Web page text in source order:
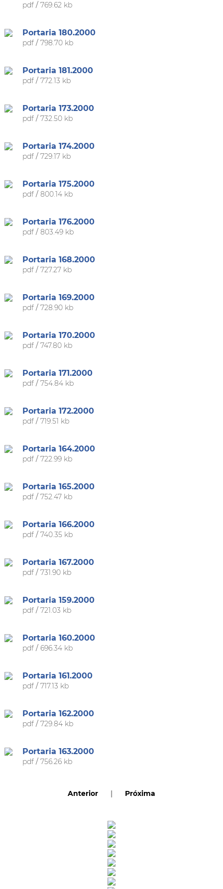
pdf/ 769.62 kb
Portaria 180.2000
pdf/ 798.70 kb
Portaria 181.2000
pdf/ 772.13 kb
Portaria 173.2000
pdf/ 732.50 kb
Portaria 174.2000
pdf/ 729.17 kb
Portaria 175.2000
pdf/ 800.14 kb
Portaria 176.2000
pdf/ 803.49 kb
Portaria 168.2000
pdf/ 727.27 kb
Portaria 169.2000
pdf/ 728.90 kb
Portaria 170.2000
pdf/ 747.80 kb
Portaria 171.2000
pdf/ 754.84 kb
Portaria 172.2000
pdf/ 719.51 kb
Portaria 164.2000
pdf/ 722.99 kb
Portaria 165.2000
pdf/ 752.47 kb
Portaria 166.2000
pdf/ 740.35 kb
Portaria 167.2000
pdf/ 731.90 kb
Portaria 159.2000
pdf/ 721.03 kb
Portaria 160.2000
pdf/ 696.34 kb
Portaria 161.2000
pdf/ 717.13 kb
Portaria 162.2000
pdf/ 729.84 kb
Portaria 163.2000
pdf/ 756.26 kb
Anterior | Próxima